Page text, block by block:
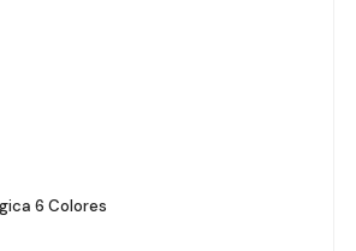
6 Colores